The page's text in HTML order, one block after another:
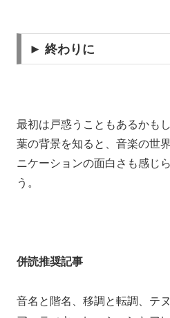
► 終わりに
最初は戸惑うこともあるかも
葉の背景を知ると、音楽の世
ニケーションの面白さも感じ
う。
併読推奨記事
音名と階名、移調と転調、テ